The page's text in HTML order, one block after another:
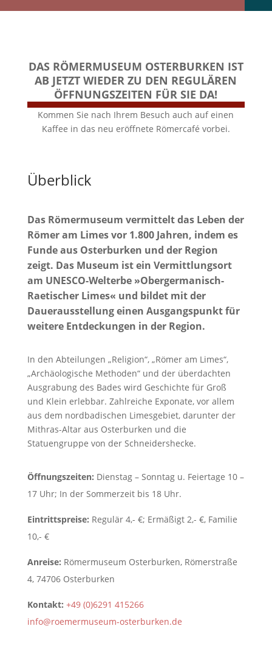
DAS RÖMERMUSEUM OSTERBURKEN IST
AB JETZT WIEDER ZU DEN REGULÄREN
ÖFFNUNGSZEITEN FÜR SIE DA!
Kommen Sie nach Ihrem Besuch auch auf einen
Kaffee in das neu eröffnete Römercafé vorbei.
Überblick
Das Römermuseum vermittelt das Leben der
Römer am Limes vor 1.800 Jahren, indem es
Funde aus Osterburken und der Region
zeigt. Das Museum ist ein Vermittlungsort
am UNESCO-Welterbe »Obergermanisch-
Raetischer Limes« und bildet mit der
Dauerausstellung einen Ausgangspunkt für
weitere Entdeckungen in der Region.
In den Abteilungen „Religion“, „Römer am Limes“,
„Archäologische Methoden“ und der überdachten
Ausgrabung des Bades wird Geschichte für Groß
und Klein erlebbar. Zahlreiche Exponate, vor allem
aus dem nordbadischen Limesgebiet, darunter der
Mithras-Altar aus Osterburken und die
Statuengruppe von der Schneidershecke.
Öffnungszeiten: Dienstag – Sonntag u. Feiertage 10 –
17 Uhr; In der Sommerzeit bis 18 Uhr.
Eintrittspreise: Regulär 4,- €; Ermäßigt 2,- €, Familie
10,- €
Anreise: Römermuseum Osterburken, Römerstraße
4, 74706 Osterburken
Kontakt: +49 (0)6291 415266
info@roemermuseum-osterburken.de